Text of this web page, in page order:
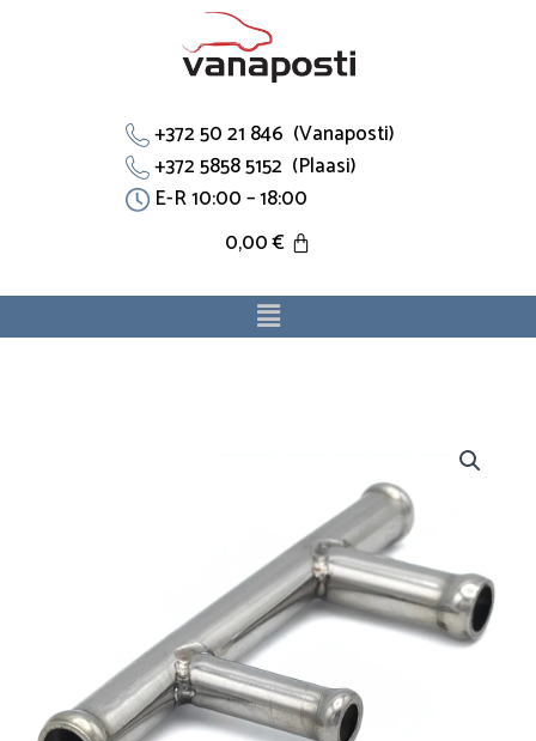
+372 50 21 846 (Vanaposti)
+372 5858 5152 (Plaasi)
E-R 10:00 – 18:00
0,00€
Menu